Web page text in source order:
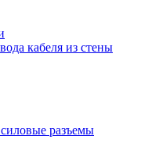
кабеля из стены
разъемы